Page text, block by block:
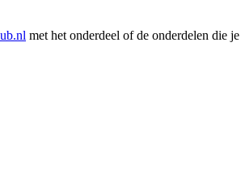
met het onderdeel of de onderdelen die